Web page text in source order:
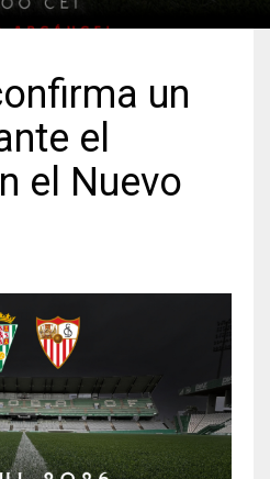
un
el
el Nuevo